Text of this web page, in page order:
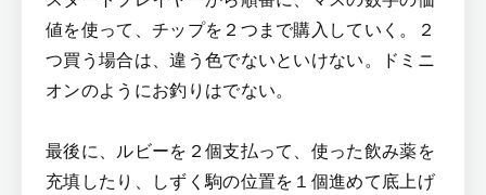
値を使って、チップを２つまで購入していく。２
つ買う場合は、違う色でないといけない。ドミニ
オンのようにお釣りはでない。
最後に、ルビーを２個支払って、使った飲み薬を
充填したり、しずく駒の位置を１個進めて底上げ